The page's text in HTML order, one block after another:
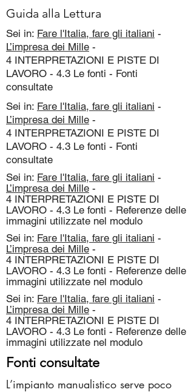
Guida alla Lettura
Sei in: Fare l'Italia, fare gli italiani -
L’impresa dei Mille -
4 INTERPRETAZIONI E PISTE DI
LAVORO - 4.3 Le fonti - Fonti
consultate
Sei in: Fare l'Italia, fare gli italiani -
L’impresa dei Mille -
4 INTERPRETAZIONI E PISTE DI
LAVORO - 4.3 Le fonti - Fonti
consultate
Sei in: Fare l'Italia, fare gli italiani -
L’impresa dei Mille -
4 INTERPRETAZIONI E PISTE DI
LAVORO - 4.3 Le fonti - Referenze delle
immagini utilizzate nel modulo
Sei in: Fare l'Italia, fare gli italiani -
L’impresa dei Mille -
4 INTERPRETAZIONI E PISTE DI
LAVORO - 4.3 Le fonti - Referenze delle
immagini utilizzate nel modulo
Sei in: Fare l'Italia, fare gli italiani -
L’impresa dei Mille -
4 INTERPRETAZIONI E PISTE DI
LAVORO - 4.3 Le fonti - Referenze delle
immagini utilizzate nel modulo
Fonti consultate
L’impianto manualistico serve poco